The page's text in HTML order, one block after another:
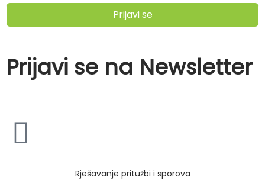
Prijavi se
Prijavi se na Newsletter
Rješavanje pritužbi i sporova